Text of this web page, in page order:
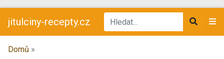
jitulciny-recepty.cz
Domů »